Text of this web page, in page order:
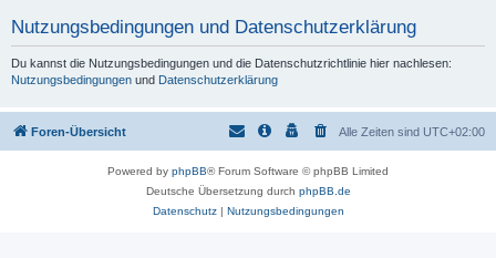
Nutzungsbedingungen und Datenschutzerklärung
Du kannst die Nutzungsbedingungen und die Datenschutzrichtlinie hier nachlesen:
Nutzungsbedingungen und Datenschutzerklärung
Foren-Übersicht Alle Zeiten sind UTC+02:00
Powered by phpBB® Forum Software © phpBB Limited
Deutsche Übersetzung durch phpBB.de
Datenschutz| Nutzungsbedingungen